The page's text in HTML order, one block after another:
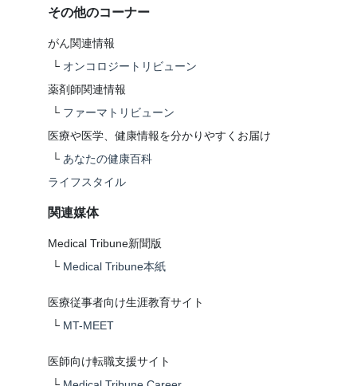
その他のコーナー
がん関連情報
└ オンコロジートリビューン
薬剤師関連情報
└ ファーマトリビューン
医療や医学、健康情報を分かりやすくお届け
└ あなたの健康百科
ライフスタイル
関連媒体
Medical Tribune新聞版
└ Medical Tribune本紙
医療従事者向け生涯教育サイト
└ MT-MEET
医師向け転職支援サイト